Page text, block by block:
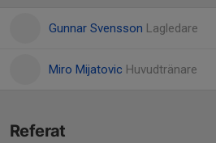
Gunnar Svensson Lagledare
Miro Mijatovic Huvudtränare
Referat